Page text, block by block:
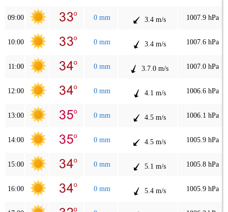
09:00 0 mm 3.4 m/s 1007.9 hPa
10:00 0 mm 3.4 m/s 1007.6 hPa
11:00 0 mm 3.7.0 m/s 1007.0 hPa
12:00 0 mm 4.1 m/s 1006.6 hPa
13:00 0 mm 4.5 m/s 1006.1 hPa
14:00 0 mm 4.5 m/s 1005.9 hPa
15:00 0 mm 5.1 m/s 1005.8 hPa
16:00 0 mm 5.4 m/s 1005.9 hPa